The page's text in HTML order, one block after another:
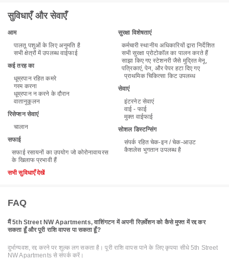
सुविधाएँ और सेवाएँ
आम
पालतू पशुओं के लिए अनुमति है
सभी क्षेत्रों में उपलब्ध वाईफाई
कई तरह का
धूम्रपान रहित कमरे
गरम करना
धूम्रपान न करने के दौरान
वातानुकूलन
रिसेप्शन सेवाएं
चालान
सफाई
सफाई रसायनों का उपयोग जो कोरोनावायरस
के खिलाफ प्रभावी हैं
सुरक्षा विशेषताएं
कर्मचारी स्थानीय अधिकारियों द्वारा निर्देशित
सभी सुरक्षा प्रोटोकॉल का पालन करते हैं
साझा किए गए स्टेशनरी जैसे मुद्रित मेनू,
पत्रिकाएं, पेन, और पेपर हटा दिए गए
प्राथमिक चिकित्सा किट उपलब्ध
सेवाएं
इंटरनेट सेवाएं
वाई - फाई
मुक्त वाईफाई
सोशल डिस्टन्सिंग
संपर्क रहित चेक-इन / चेक-आउट
कैशलेस भुगतान उपलब्ध है
सभी सुविधाएँ देखें
FAQ
मैं 5th Street NW Apartments, वाशिंगटन में अपनी रिज़र्वेशन को कैसे मुफ्त में रद्द कर
सकता हूँ और पूरी राशि वापस पा सकता हूँ?
दुर्भाग्यवश, रद्द करने पर शुल्क लग सकता है। पूरी राशि वापस पाने के लिए कृपया सीधे 5th Street
NW Apartments से संपर्क करें।